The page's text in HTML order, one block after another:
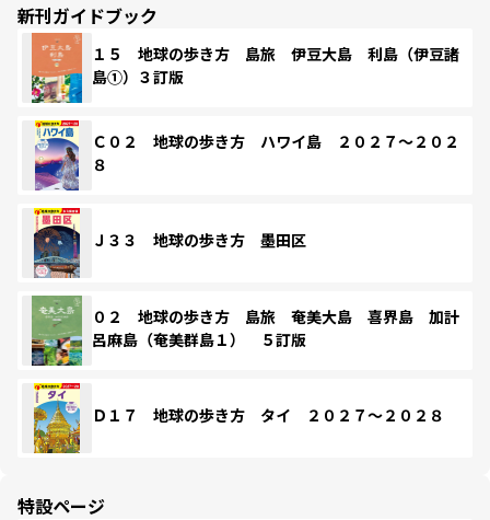
新刊ガイドブック
１５ 地球の歩き方 島旅 伊豆大島 利島（伊豆諸
島①）３訂版
Ｃ０２ 地球の歩き方 ハワイ島 ２０２７～２０２
８
Ｊ３３ 地球の歩き方 墨田区
０２ 地球の歩き方 島旅 奄美大島 喜界島 加計
呂麻島（奄美群島１） ５訂版
Ｄ１７ 地球の歩き方 タイ ２０２７～２０２８
特設ページ